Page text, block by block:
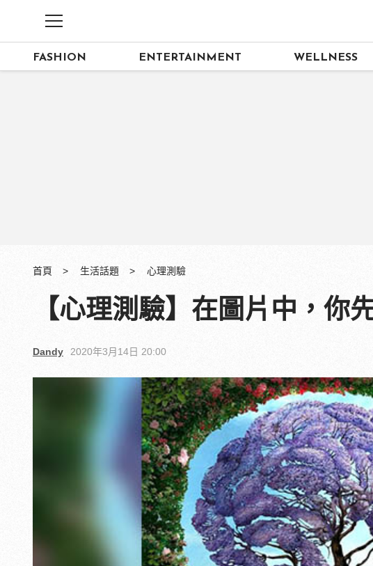
FASHION ENTERTAINMENT WELLNESS
首頁 生活話題 心理測驗
【心理測驗】在圖片中，你
Dandy 2020年3月14日 20:00